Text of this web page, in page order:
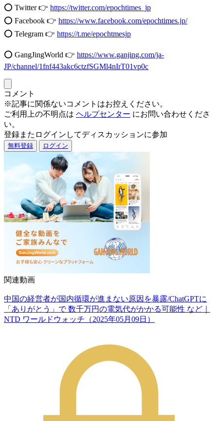
⭕️ Twitter 👉 https://twitter.com/epochtimes_jp
⭕️ Facebook 👉 https://www.facebook.com/epochtimes.jp/
⭕️ Telegram 👉 https://t.me/epochtmesjp
⭕️ GangJingWorld 👉 https://www.ganjing.com/ja-
JP/channel/1fnf443akc6ctzfSGMl4nIrT01vp0c
コメント
※記事に関係ないコメントはお控えください。
ご利用上の不明点は ヘルプセンター にお問い合わせくださ
い。
登録またログインしてディスカッションに参加
無料登録 ログイン
関連動画
中国の経営者が国内循環が進まない原因を暴露/ChatGPTに
「ありがとう」で 数千万円の電気代がかかる可能性 など｜
NTD ワールドウォッチ（2025年05月09日）